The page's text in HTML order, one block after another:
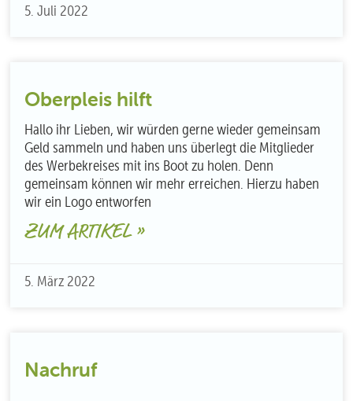
5. Juli 2022
Oberpleis hilft
Hallo ihr Lieben, wir würden gerne wieder gemeinsam
Geld sammeln und haben uns überlegt die Mitglieder
des Werbekreises mit ins Boot zu holen. Denn
gemeinsam können wir mehr erreichen. Hierzu haben
wir ein Logo entworfen
ZUM ARTIKEL »
5. März 2022
Nachruf